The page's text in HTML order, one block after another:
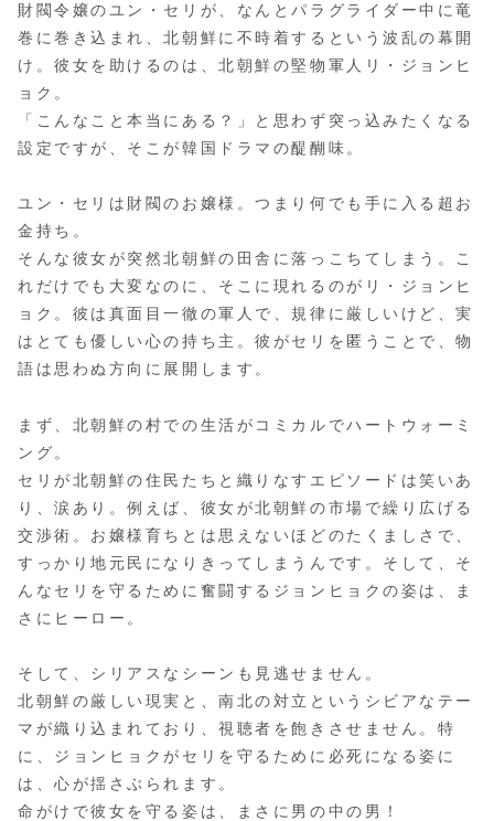
財閥令嬢のユン・セリが、なんとパラグライダー中に竜
巻に巻き込まれ、北朝鮮に不時着するという波乱の幕開
け。彼女を助けるのは、北朝鮮の堅物軍人リ・ジョンヒ
ョク。
「こんなこと本当にある？」と思わず突っ込みたくなる
設定ですが、そこが韓国ドラマの醍醐味。
ユン・セリは財閥のお嬢様。つまり何でも手に入る超お
金持ち。
そんな彼女が突然北朝鮮の田舎に落っこちてしまう。こ
れだけでも大変なのに、そこに現れるのがリ・ジョンヒ
ョク。彼は真面目一徹の軍人で、規律に厳しいけど、実
はとても優しい心の持ち主。彼がセリを匿うことで、物
語は思わぬ方向に展開します。
まず、北朝鮮の村での生活がコミカルでハートウォーミ
ング。
セリが北朝鮮の住民たちと織りなすエピソードは笑いあ
り、涙あり。例えば、彼女が北朝鮮の市場で繰り広げる
交渉術。お嬢様育ちとは思えないほどのたくましさで、
すっかり地元民になりきってしまうんです。そして、そ
んなセリを守るために奮闘するジョンヒョクの姿は、ま
さにヒーロー。
そして、シリアスなシーンも見逃せません。
北朝鮮の厳しい現実と、南北の対立というシビアなテー
マが織り込まれており、視聴者を飽きさせません。特
に、ジョンヒョクがセリを守るために必死になる姿に
は、心が揺さぶられます。
命がけで彼女を守る姿は、まさに男の中の男！